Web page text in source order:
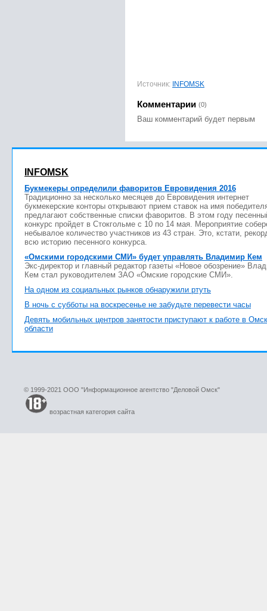
Источник: INFOMSK
Комментарии (0)
Ваш комментарий будет первым
INFOMSK
Букмекеры определили фаворитов Евровидения 2016
Традиционно за несколько месяцев до Евровидения интернет
букмекерские конторы открывают прием ставок на имя
предлагают собственные списки фаворитов. В этом году
конкурс пройдет в Стокгольме с 10 по 14 мая. Мероприятие
небывалое количество участников из 43 стран. Это, кстати,
всю историю песенного конкурса.
«Омскими городскими СМИ» будет управлять Владимир Кем
Экс-директор и главный редактор газеты «Новое обозрение»
Кем стал руководителем ЗАО «Омские городские СМИ».
На одном из социальных рынков обнаружили ртуть
В ночь с субботы на воскресенье не забудьте перевести часы
Девять мобильных центров занятости приступают к работе в
области
© 1999-2021 ООО "Информационное агентство "Деловой Омск"
возрастная категория сайта